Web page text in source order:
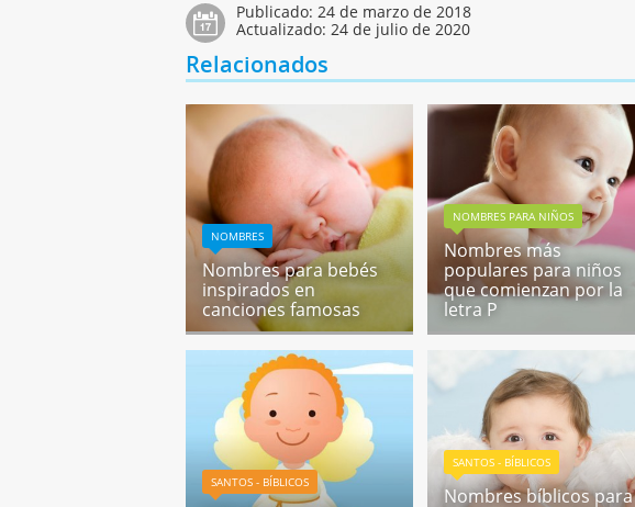
Publicado:24 de marzo de 2018
Actualizado:24 de julio de 2020
Relacionados
NOMBRES
Nombres para bebés
inspirados en
canciones famosas
NOMBRES PARA NIÑOS
Nombres más
populares para niños
que comienzan por la
letra P
SANTOS - BÍBLICOS
SANTOS - BÍBLICOS
Nombres bíblicos para